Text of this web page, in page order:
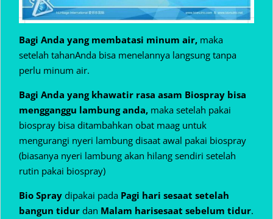
Bagi Anda yang membatasi minum air, maka
setelah tahanAnda bisa menelannya langsung tanpa
perlu minum air.
Bagi Anda yang khawatir rasa asam Biospray bisa
mengganggu lambung anda, maka setelah pakai
biospray bisa ditambahkan obat maag untuk
mengurangi nyeri lambung disaat awal pakai biospray
(biasanya nyeri lambung akan hilang sendiri setelah
rutin pakai biospray)
Bio Spray dipakai pada Pagi hari sesaat setelah
bangun tidur dan Malam harisesaat sebelum tidur.